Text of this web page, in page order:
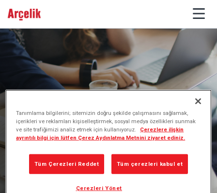
Tanımlama bilgilerini; sitemizin doğru şekilde çalışmasını sağlamak,
içerikleri ve reklamları kişiselleştirmek, sosyal medya özellikleri sunmak
ve site trafiğimizi analiz etmek için kullanıyoruz.
Çerezlere ilişkin
ayrıntılı bilgi için lütfen Çerez Aydınlatma Metnini ziyaret ediniz.
Tüm Çerezleri Reddet Tüm çerezleri kabul et
Çerezleri Yönet